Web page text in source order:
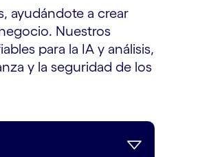
ayudándote a crear
Nuestros
para la IA y análisis,
y la seguridad de los